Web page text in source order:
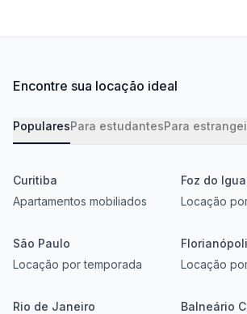
Encontre sua locação ideal
PopularesPara estudantesPara
Curitiba
Apartamentos mobiliados
Foz do
Locação
São Paulo
Locação por temporada
Locação
Rio de Janeiro
Balneário